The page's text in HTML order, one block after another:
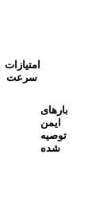
امتیازات
سرعت
بارهای
ایمن
توصیه
شده